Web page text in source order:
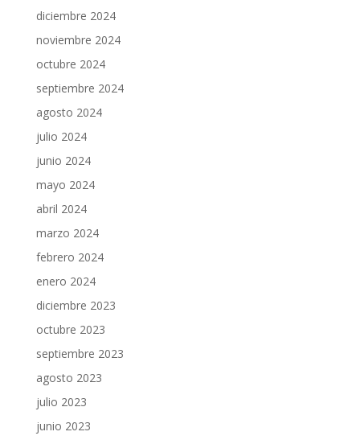
diciembre 2024
noviembre 2024
octubre 2024
septiembre 2024
agosto 2024
julio 2024
junio 2024
mayo 2024
abril 2024
marzo 2024
febrero 2024
enero 2024
diciembre 2023
octubre 2023
septiembre 2023
agosto 2023
julio 2023
junio 2023